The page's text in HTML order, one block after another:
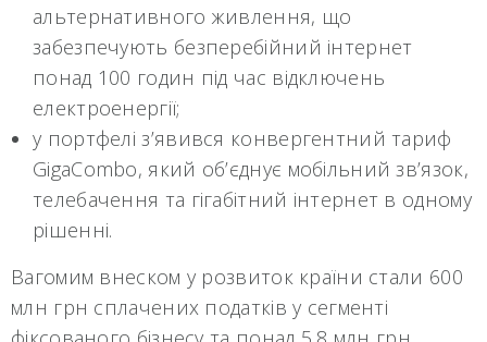
альтернативного живлення, що
забезпечують безперебійний інтернет
понад 100 годин під час відключень
електроенергії;
у портфелі з’явився конвергентний тариф
GigaCombo, який об’єднує мобільний зв’язок,
телебачення та гігабітний інтернет в одному
рішенні.
Вагомим внеском у розвиток країни стали 600
млн грн сплачених податків у сегменті